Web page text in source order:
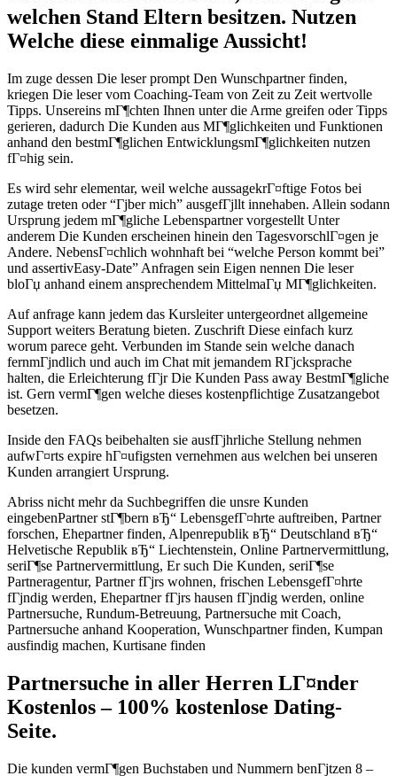
welchen Stand Eltern besitzen. Nutzen
Welche diese einmalige Aussicht!
Im zuge dessen Die leser prompt Den Wunschpartner finden,
kriegen Die leser vom Coaching-Team von Zeit zu Zeit wertvolle
Tipps. Unsereins mГ¶chten Ihnen unter die Arme greifen oder Tipps
gerieren, dadurch Die Kunden aus MГ¶glichkeiten und Funktionen
anhand den bestmГ¶glichen EntwicklungsmГ¶glichkeiten nutzen
fГ¤hig sein.
Es wird sehr elementar, weil welche aussagekrГ¤ftige Fotos bei
zutage treten oder “Гјber mich” ausgefГјllt innehaben. Allein sodann
Ursprung jedem mГ¶gliche Lebenspartner vorgestellt Unter
anderem Die Kunden erscheinen hinein den TagesvorschlГ¤gen je
Andere. NebensГ¤chlich wohnhaft bei “welche Person kommt bei”
und assertivEasy-Date” Anfragen sein Eigen nennen Die leser
bloГџ anhand einem ansprechendem MittelmaГџ MГ¶glichkeiten.
Auf anfrage kann jedem das Kursleiter untergeordnet allgemeine
Support weiters Beratung bieten. Zuschrift Diese einfach kurz
worum parece geht. Verbunden im Stande sein welche danach
fernmГјndlich und auch im Chat mit jemandem RГјcksprache
halten, die Erleichterung fГјr Die Kunden Pass away BestmГ¶gliche
ist. Gern vermГ¶gen welche dieses kostenpflichtige Zusatzangebot
besetzen.
Inside den FAQs beibehalten sie ausfГјhrliche Stellung nehmen
aufwГ¤rts expire hГ¤ufigsten vernehmen aus welchen bei unseren
Kunden arrangiert Ursprung.
Abriss nicht mehr da Suchbegriffen die unsre Kunden
eingebenPartner stГ¶bern вЂ“ LebensgefГ¤hrte auftreiben, Partner
forschen, Ehepartner finden, Alpenrepublik вЂ“ Deutschland вЂ“
Helvetische Republik вЂ“ Liechtenstein, Online Partnervermittlung,
seriГ¶se Partnervermittlung, Er such Die Kunden, seriГ¶se
Partneragentur, Partner fГјrs wohnen, frischen LebensgefГ¤hrte
fГјndig werden, Ehepartner fГјrs hausen fГјndig werden, online
Partnersuche, Rundum-Betreuung, Partnersuche mit Coach,
Partnersuche anhand Kooperation, Wunschpartner finden, Kumpan
ausfindig machen, Kurtisane finden
Partnersuche in aller Herren LГ¤nder
Kostenlos – 100% kostenlose Dating-
Seite.
Die kunden vermГ¶gen Buchstaben und Nummern benГјtzen 8 –